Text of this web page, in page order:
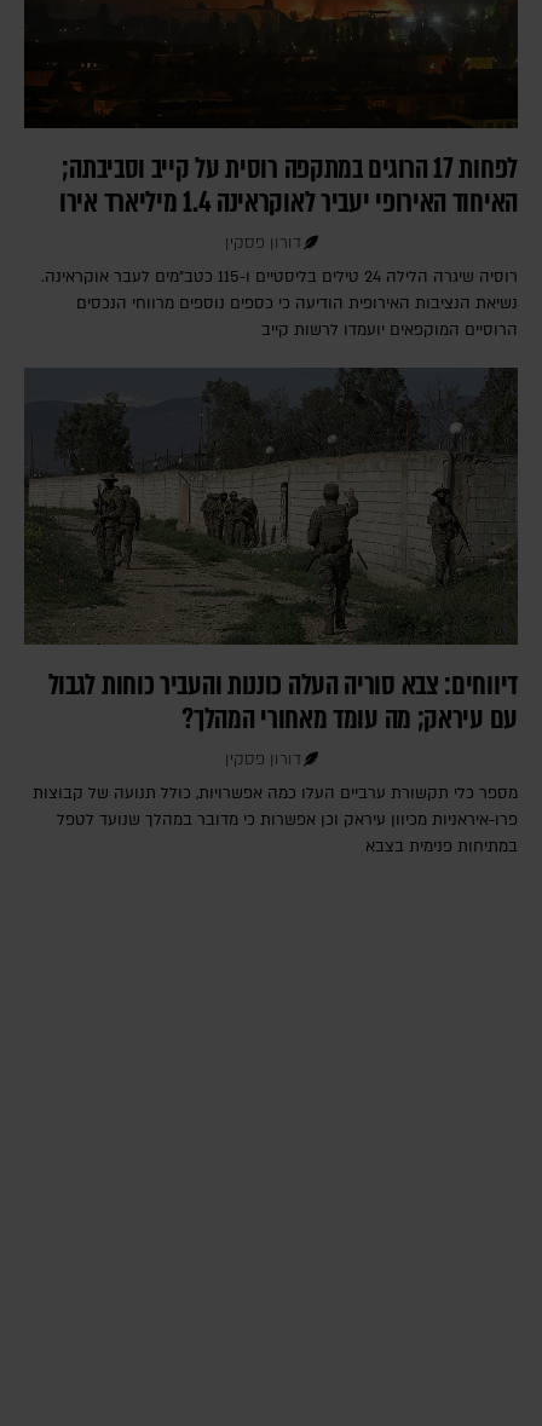
לפחות 17 הרוגים במתקפה רוסית על קייב וסביבתה;
האיחוד האירופי יעביר לאוקראינה 1.4 מיליארד אירו
דורון פסקין
רוסיה שיגרה הלילה 24 טילים בליסטיים ו-115 כטב"מים לעבר אוקראינה.
נשיאת הנציבות האירופית הודיעה כי כספים נוספים מרווחי הנכסים
הרוסיים המוקפאים יועמדו לרשות קייב
דיווחים: צבא סוריה העלה כוננות והעביר כוחות לגבול
עם עיראק; מה עומד מאחורי המהלך?
דורון פסקין
מספר כלי תקשורת ערביים העלו כמה אפשרויות, כולל תנועה של קבוצות
פרו-איראניות מכיוון עיראק וכן אפשרות כי מדובר במהלך שנועד לטפל
במתיחות פנימית בצבא